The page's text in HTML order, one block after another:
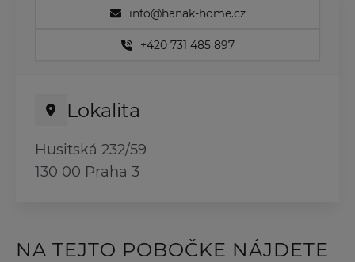
info@hanak-home.cz
+420 731 485 897
Lokalita
Husitská 232/59
130 00 Praha 3
NA TEJTO POBOČKE NÁJDETE